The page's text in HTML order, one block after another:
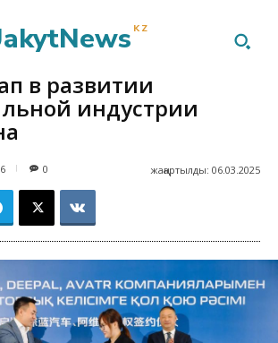
KZ
в развитии
индустрии
жаңартылды: 06.03.2025
0